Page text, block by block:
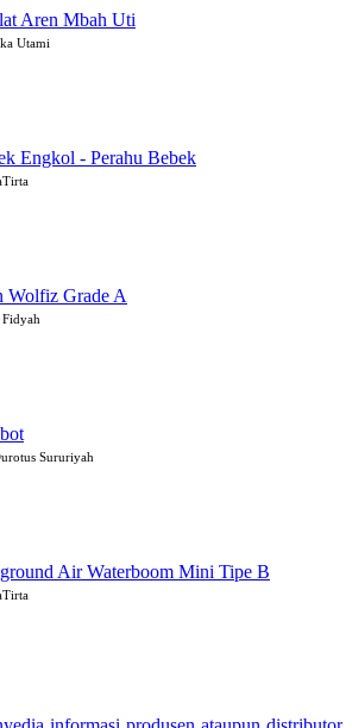
Aren Mbah Uti
Utami
Engkol - Perahu Bebek
Wolfiz Grade A
Sururiyah
Air Waterboom Mini Tipe B